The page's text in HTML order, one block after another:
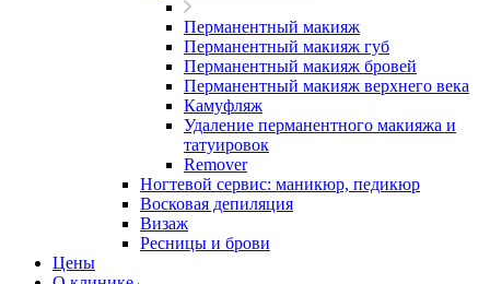
Перманентный макияж
Перманентный макияж губ
Перманентный макияж бровей
Перманентный макияж верхнего века
Камуфляж
Удаление перманентного макияжа и
татуировок
Remover
Ногтевой сервис: маникюр, педикюр
Восковая депиляция
Визаж
Ресницы и брови
Цены